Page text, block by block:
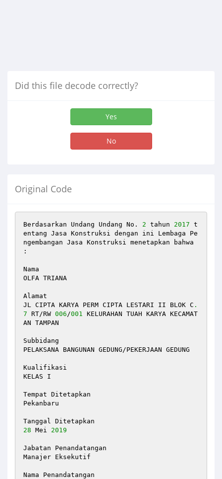
Did this file decode correctly?
Yes
No
Original Code
Berdasarkan Undang Undang No. 2 tahun 2017 t
entang Jasa Konstruksi dengan ini Lembaga Pe
ngembangan Jasa Konstruksi menetapkan bahwa
:
Nama
OLFA TRIANA
Alamat
JL CIPTA KARYA PERM CIPTA LESTARI II BLOK C .
7 RT/RW 006/001 KELURAHAN TUAH KARYA KECAMAT
AN TAMPAN
Subbidang
PELAKSANA BANGUNAN GEDUNG/PEKERJAAN GEDUNG
Kualifikasi
KELAS I
Tempat Ditetapkan
Pekanbaru
28 Mei 2019
Jabatan Penandatangan
Manajer Eksekutif
Nama Penandatangan